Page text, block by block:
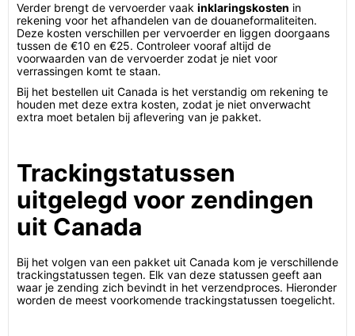
Verder brengt de vervoerder vaak inklaringskosten in
rekening voor het afhandelen van de douaneformaliteiten.
Deze kosten verschillen per vervoerder en liggen doorgaans
tussen de €10 en €25. Controleer vooraf altijd de
voorwaarden van de vervoerder zodat je niet voor
verrassingen komt te staan.
Bij het bestellen uit Canada is het verstandig om rekening te
houden met deze extra kosten, zodat je niet onverwacht
extra moet betalen bij aflevering van je pakket.
Trackingstatussen
uitgelegd voor zendingen
uit Canada
Bij het volgen van een pakket uit Canada kom je verschillende
trackingstatussen tegen. Elk van deze statussen geeft aan
waar je zending zich bevindt in het verzendproces. Hieronder
worden de meest voorkomende trackingstatussen toegelicht.